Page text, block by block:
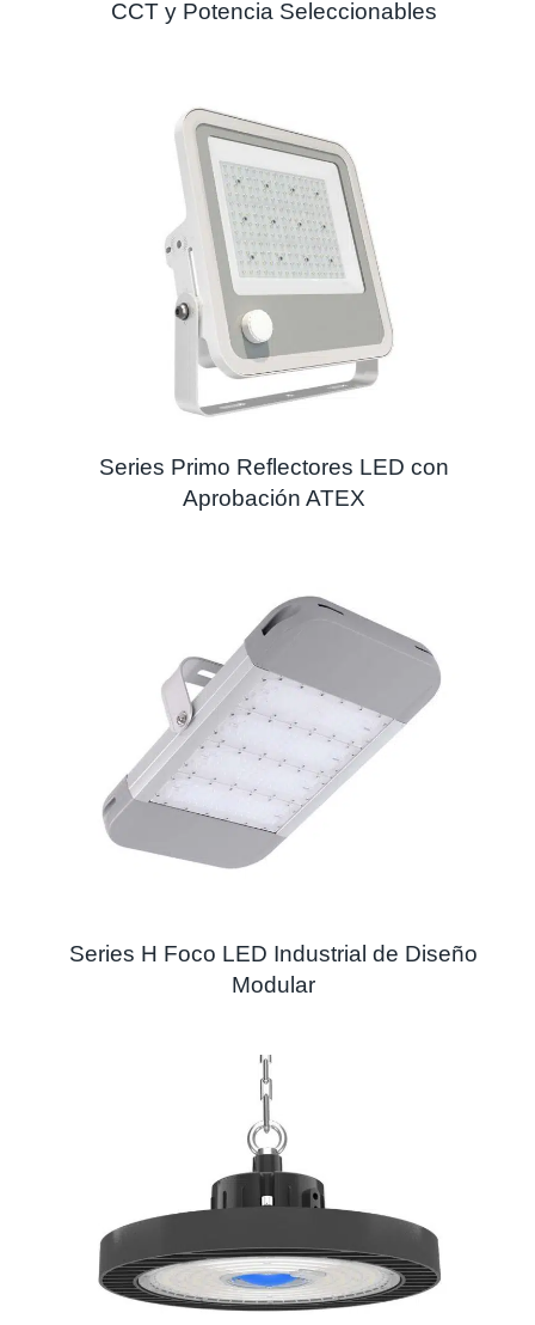
CCT y Potencia Seleccionables
Series Primo Reflectores LED con
Aprobación ATEX
Series H Foco LED Industrial de Diseño
Modular